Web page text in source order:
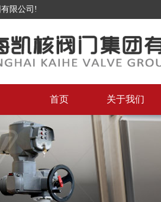
限公司!
首页 关于我们